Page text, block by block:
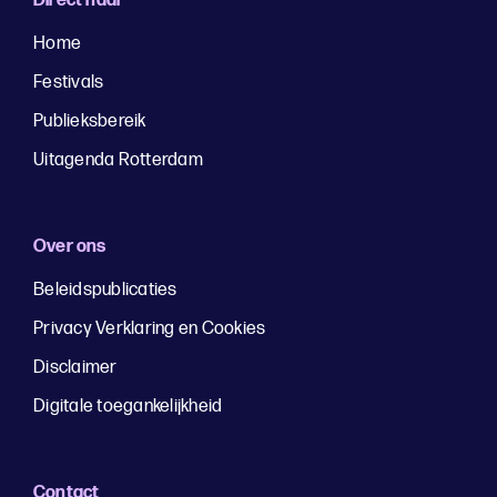
Home
Festivals
Publieksbereik
Uitagenda Rotterdam
Over ons
Beleidspublicaties
Privacy Verklaring en Cookies
Disclaimer
Digitale toegankelijkheid